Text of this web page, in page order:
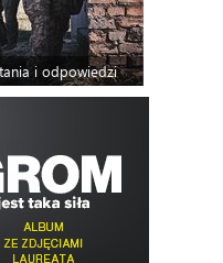
i odpowiedzi